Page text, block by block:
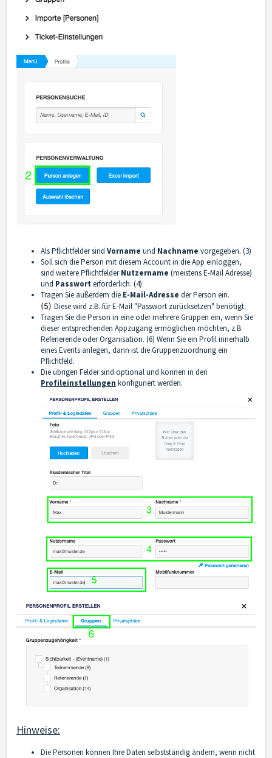
Als Pflichtfelder sind Vorname und Nachname vorgegeben. (3)
Soll sich die Person mit diesem Account in die App einloggen,
sind weitere PflichtfelderNutzername (meistens E-Mail Adresse)
und Passworterforderlich. (4)
Tragen Sie außerdem die E-Mail-Adresse der Person ein.
(5) Diese wird z.B. für E-Mail "Passwort zurücksetzen" benötigt.
Tragen Sie die Person in eine oder mehrere Gruppen ein, wenn Sie
dieser entsprechenden Appzugang ermöglichen möchten, z.B.
Referierende oder Organisation. (6) Wenn Sie ein Profil innerhalb
eines Events anlegen, dann ist die Gruppenzuordnung ein
Pflichtfeld.
Die übrigen Felder sind optional und können in den
Profileinstellungen konfiguriert werden.
Hinweise:
Die Personen können Ihre Daten selbstständig ändern, wenn nicht